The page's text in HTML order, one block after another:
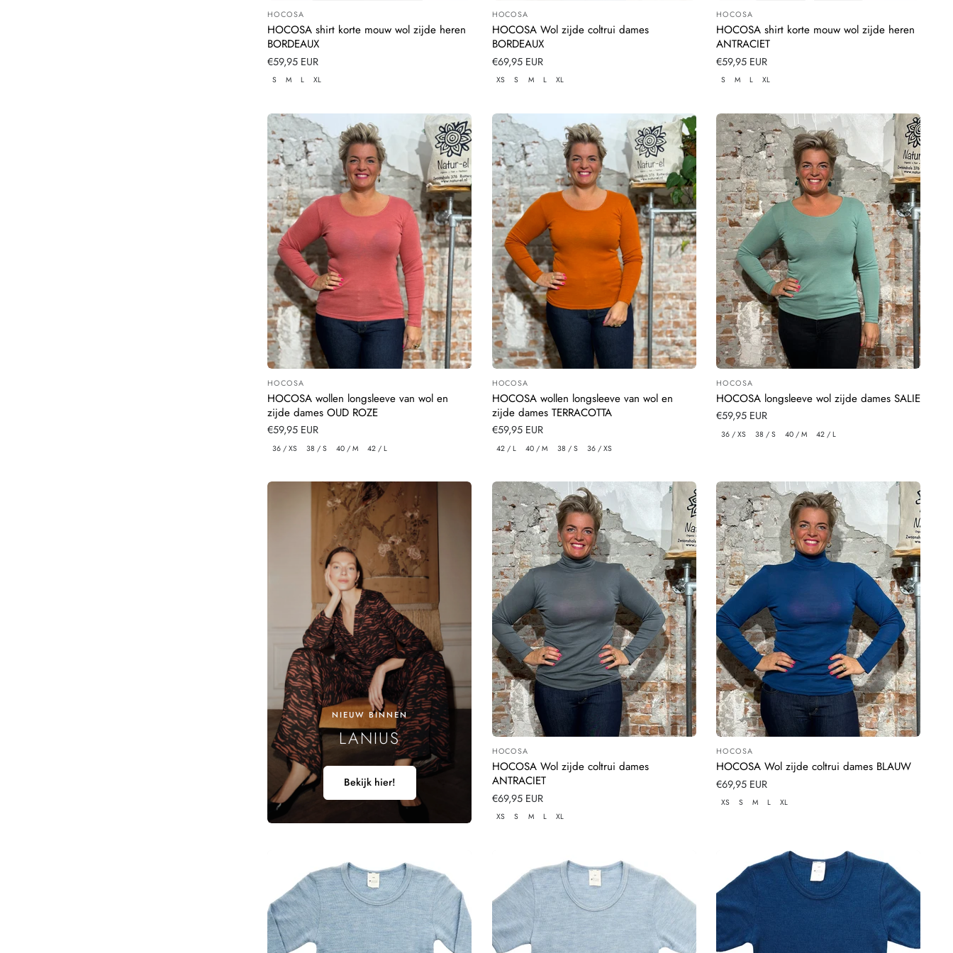
Leverancier:
HOCOSA
HOCOSA shirt korte mouw wol zijde heren
BORDEAUX
Normale
prijs
€59,95 EUR
S M L XL
Leverancier:
HOCOSA
HOCOSA Wol zijde coltrui dames
BORDEAUX
Normale
prijs
€69,95 EUR
XS S M L XL
Leverancier:
HOCOSA
HOCOSA shirt korte mouw wol zijde heren
ANTRACIET
Normale
prijs
€59,95 EUR
S M L XL
Leverancier:
HOCOSA
HOCOSA wollen longsleeve van wol en
zijde dames OUD ROZE
Normale
prijs
€59,95 EUR
36 / XS 38 / S 40 / M 42 / L
Leverancier:
HOCOSA
HOCOSA wollen longsleeve van wol en
zijde dames TERRACOTTA
Normale
prijs
€59,95 EUR
42 / L 40 / M 38 / S 36 / XS
Leverancier:
HOCOSA
HOCOSA longsleeve wol zijde dames SALIE
Normale
prijs
€59,95 EUR
36 / XS 38 / S 40 / M 42 / L
NIEUW BINNEN
LANIUS
Bekijk hier!
Leverancier:
HOCOSA
HOCOSA Wol zijde coltrui dames
ANTRACIET
Normale
prijs
€69,95 EUR
XS S M L XL
Leverancier:
HOCOSA
HOCOSA Wol zijde coltrui dames BLAUW
Normale
prijs
€69,95 EUR
XS S M L XL